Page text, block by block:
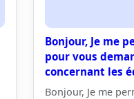
Bonjour, Je me
pour vous
concernant les
Bonjour, Je me